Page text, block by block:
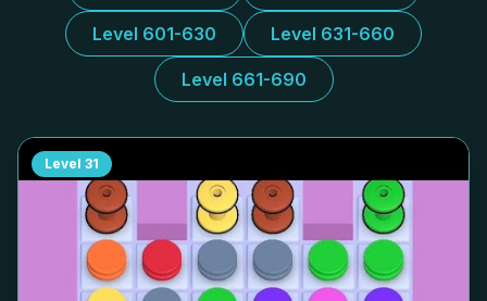
Level 601-630 Level 631-660
Level 661-690
Level 31